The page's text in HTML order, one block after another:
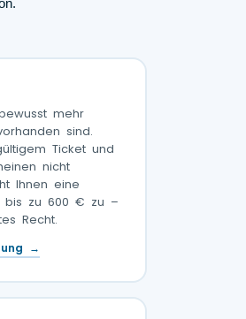
mehr
sind.
Ticket und
nicht
Ihnen eine
bis zu 600 € zu –
Recht.
→